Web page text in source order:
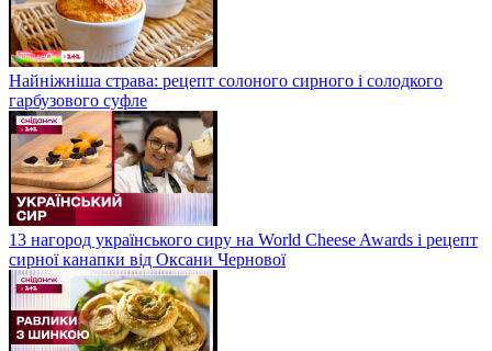
Найніжніша страва: рецепт солоного сирного і солодкого
гарбузового суфле
13 нагород українського сиру на World Cheese Awards і рецепт
сирної канапки від Оксани Чернової